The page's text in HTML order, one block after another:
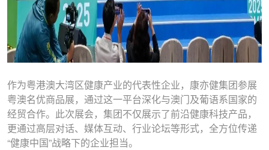
作为粤港澳大湾区健康产业的代表性企业，康亦健集团参展
粤澳名优商品展，通过这一平台深化与澳门及葡语系国家的
经贸合作。此次展会，集团不仅展示了前沿健康科技产品，
更通过高层对话、媒体互动、行业论坛等形式，全方位传递
“健康中国”战略下的企业担当。